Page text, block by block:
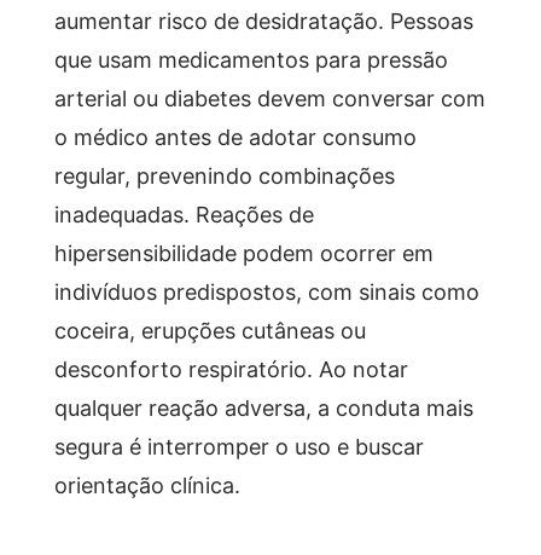
aumentar risco de desidratação. Pessoas
que usam medicamentos para pressão
arterial ou diabetes devem conversar com
o médico antes de adotar consumo
regular, prevenindo combinações
inadequadas. Reações de
hipersensibilidade podem ocorrer em
indivíduos predispostos, com sinais como
coceira, erupções cutâneas ou
desconforto respiratório. Ao notar
qualquer reação adversa, a conduta mais
segura é interromper o uso e buscar
orientação clínica.